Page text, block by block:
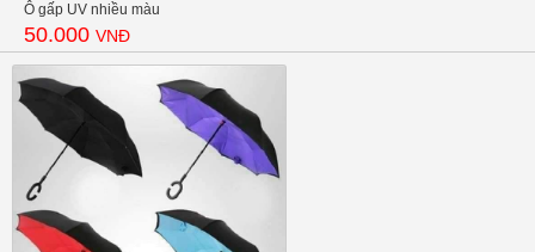
Ô gấp UV nhiều màu
50.000 VNĐ